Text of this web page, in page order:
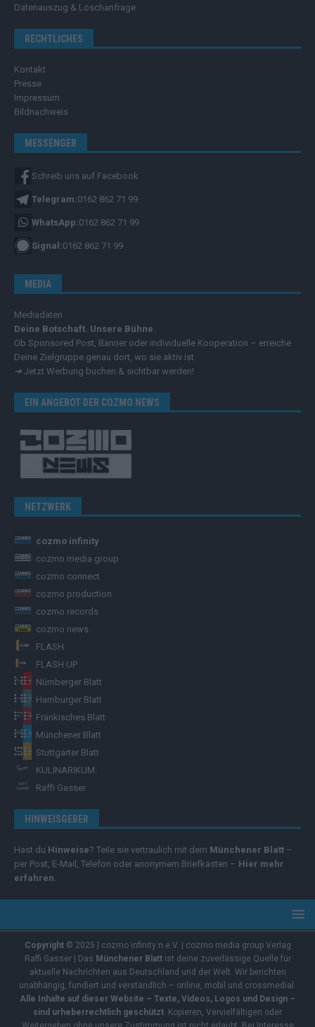
Datenauszug & Löschanfrage
RECHTLICHES
Kontakt
Presse
Impressum
Bildnachweis
MESSENGER
Schreib uns auf Facebook
Telegram:0162 862 71 99
WhatsApp:0162 862 71 99
Signal:0162 862 71 99
MEDIA
Mediadaten
Deine Botschaft. Unsere Bühne.
Ob Sponsored Post, Banner oder individuelle Kooperation – erreiche
Deine Zielgruppe genau dort, wo sie aktiv ist.
➔ Jetzt Werbung buchen & sichtbar werden!
EIN ANGEBOT DER COZMO NEWS
NETZWERK
cozmo infinity
cozmo media group
cozmo connect
cozmo production
cozmo records
cozmo news
FLASH
FLASH UP
Nürnberger Blatt
Hamburger Blatt
Fränkisches Blatt
Münchener Blatt
Stuttgarter Blatt
KULINARIKUM.
Raffi Gasser
HINWEISGEBER
Hast du Hinweise? Teile sie vertraulich mit dem Münchener Blatt –
per Post, E-Mail, Telefon oder anonymem Briefkasten – Hier mehr
erfahren.
Copyright© 2025 | cozmo infinity n.e.V. | cozmo media group Verlag
Raffi Gasser | Das Münchener Blattist deine zuverlässige Quelle für
aktuelle Nachrichten aus Deutschland und der Welt. Wir berichten
unabhängig, fundiert und verständlich – online, mobil und crossmedial.
Alle Inhalte auf dieser Website – Texte, Videos, Logos und Design –
sind urheberrechtlich geschützt. Kopieren, Vervielfältigen oder